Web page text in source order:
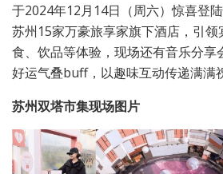
于2024年12月14日（周六）惊喜登
苏州15家万豪旅享家旗下酒店，引
食、饮品等体验，现场还有音乐分享
好运气叠buff，以趣味互动传递满满
苏州双塔市集现场图片